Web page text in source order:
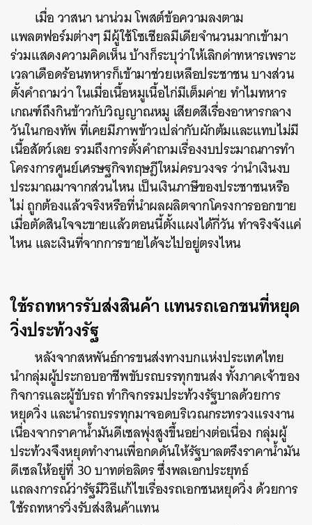
เมื่อ วาสนา นาน่วม โพสต์ข้อความลงตาม
แพลตฟอร์มต่างๆ มีผู้ใช้โซเชียลมีเดียจำนวนมากเข้ามา
ร่วมแสดงความคิดเห็น บ้างก็ระบุว่าให้เลิกด่าทหารเพราะ
เวลาเดือดร้อนทหารก็เข้ามาช่วยเหลือประชาชน บางส่วน
ตั้งคำถามว่า ในเมื่อเนื้อหมูเนื้อไก่มีเต็มค่าย ทำไมทหาร
เกณฑ์ถึงกินข้าวกับวิญญาณหมู เสียดสีเรื่องอาหารกลาง
วันในกองทัพ ที่เคยมีภาพข้าวเปล่ากับผักต้มและแทบไม่มี
เนื้อสัตว์เลย รวมถึงการตั้งคำถามเรื่องงบประมาณการทำ
โครงการศูนย์เศรษฐกิจทฤษฎีใหม่ครบวงจร ว่านำเงินงบ
ประมาณมาจากส่วนไหน เป็นเงินภาษีของประชาชนหรือ
ไม่ ถูกต้องแล้วจริงหรือที่นำผลผลิตจากโครงการออกขาย
เมื่อตัดสินใจจะขายแล้วตอนนี้ตั้งแผงได้กี่วัน ทำจริงจังแค่
ไหน และเงินที่จากการขายได้จะไปอยู่ตรงไหน
ใช้รถทหารรับส่งสินค้า แทนรถเอกชนที่หยุด
วิ่งประท้วงรัฐ
หลังจากสหพันธ์การขนส่งทางบกแห่งประเทศไทย
นำกลุ่มผู้ประกอบอาชีพขับรถบรรทุกขนส่ง ทั้งภาคเจ้าของ
กิจการและผู้ขับรถ ทำกิจกรรมประท้วงรัฐบาลด้วยการ
หยุดวิ่ง และนำรถบรรทุกมาจอดบริเวณกระทรวงแรงงาน
เนื่องจากราคาน้ำมันดีเซลพุ่งสูงขึ้นอย่างต่อเนื่อง กลุ่มผู้
ประท้วงจึงหยุดทำงานเพื่อกดดันให้รัฐบาลตรึงราคาน้ำมัน
ดีเซลให้อยู่ที่ 30 บาทต่อลิตร ซึ่งพลเอกประยุทธ์
แถลงการณ์ว่ารัฐมีวิธีแก้ไขเรื่องรถเอกชนหยุดวิ่ง ด้วยการ
ใช้รถทหารวิ่งรับส่งสินค้าแทน